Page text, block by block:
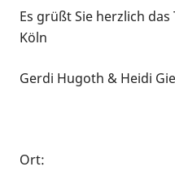
Es grüßt Sie herzlich
Köln
Gerdi Hugoth & Heidi
Ort: